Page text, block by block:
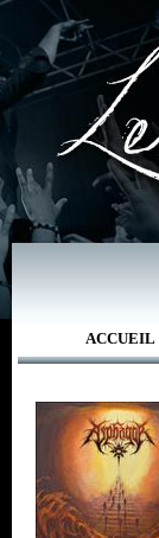
ACCUEIL